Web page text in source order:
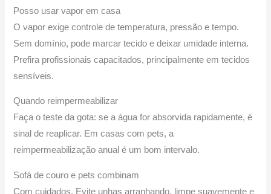
Posso usar vapor em casa
O vapor exige controle de temperatura, pressão e tempo.
Sem domínio, pode marcar tecido e deixar umidade interna.
Prefira profissionais capacitados, principalmente em tecidos
sensíveis.
Quando reimpermeabilizar
Faça o teste da gota: se a água for absorvida rapidamente, é
sinal de reaplicar. Em casas com pets, a
reimpermeabilização anual é um bom intervalo.
Sofá de couro e pets combinam
Com cuidados. Evite unhas arranhando, limpe suavemente e